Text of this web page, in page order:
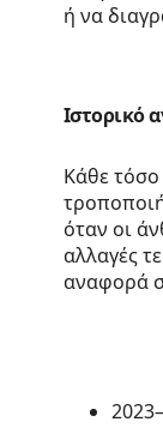
ή να
Ιστορικό
Κάθε τόσο
όταν οι
αλλαγές
αναφορά